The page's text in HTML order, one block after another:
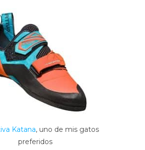
Katana, uno de mis gatos
preferidos